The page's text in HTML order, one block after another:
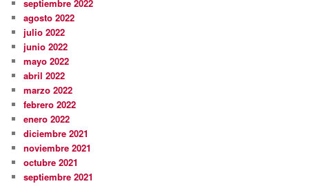
septiembre 2022
agosto 2022
julio 2022
junio 2022
mayo 2022
abril 2022
marzo 2022
febrero 2022
enero 2022
diciembre 2021
noviembre 2021
octubre 2021
septiembre 2021